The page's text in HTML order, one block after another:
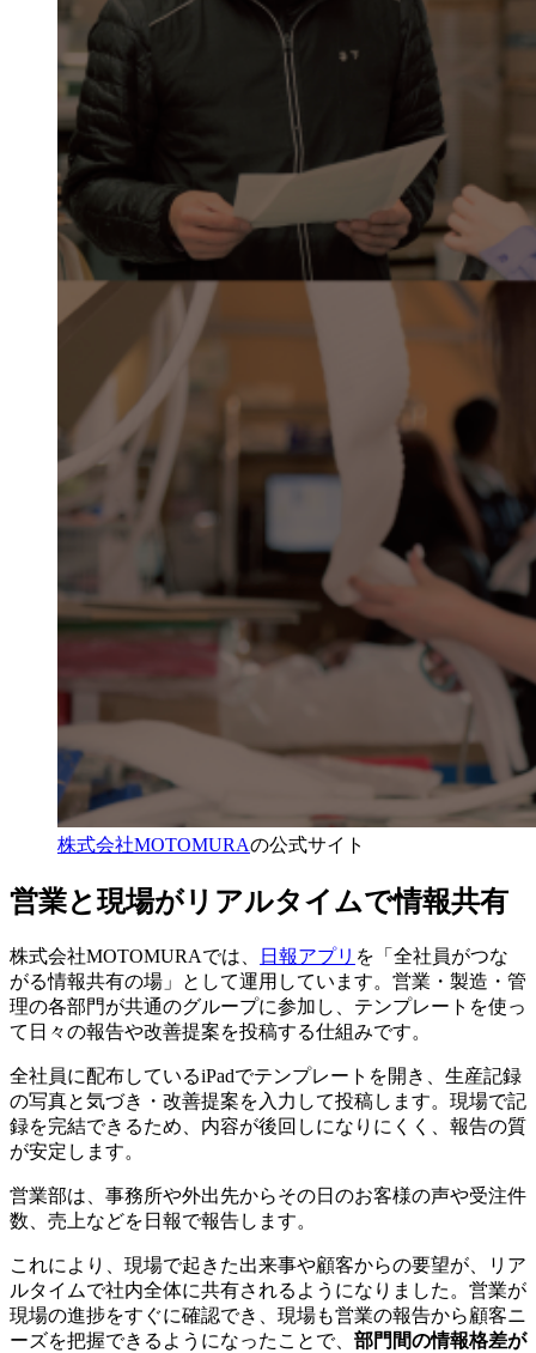
株式会社MOTOMURAの公式サイト
営業と現場がリアルタイムで情報共有
株式会社MOTOMURAでは、 日報アプリ を「全社員がつな
がる情報共有の場」として運用しています。営業・製造・管
理の各部門が共通のグループに参加し、テンプレートを使っ
て日々の報告や改善提案を投稿する仕組みです。
全社員に配布しているiPadでテンプレートを開き、生産記録
の写真と気づき・改善提案を入力して投稿します。現場で記
録を完結できるため、内容が後回しになりにくく、報告の質
が安定します。
営業部は、事務所や外出先からその日のお客様の声や受注件
数、売上などを日報で報告します。
これにより、現場で起きた出来事や顧客からの要望が、リア
ルタイムで社内全体に共有されるようになりました。営業が
現場の進捗をすぐに確認でき、現場も営業の報告から顧客ニ
ーズを把握できるようになったことで、 部門間の情報格差が